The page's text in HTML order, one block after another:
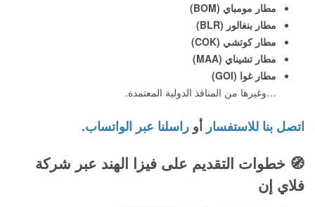
مطار مومباي (BOM)
مطار بنغالور (BLR)
مطار كوتشي (COK)
مطار تشيناي (MAA)
مطار غوا (GOI)
…وغيرها من المنافذ الدولية المعتمدة.
اتصل بنا للاستفسار أو راسلنا عبر الواتساب.
🧭 خطوات التقديم على فيزا الهند عبر شركة
فلاي إن